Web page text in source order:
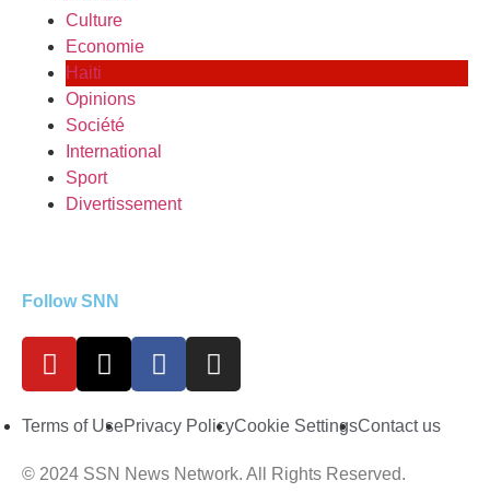
Culture
Economie
Haiti
Opinions
Société
International
Sport
Divertissement
Follow SNN
Terms of UsePrivacy PolicyCookie SettingsContact us
© 2024 SSN News Network. All Rights Reserved.